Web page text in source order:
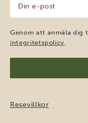
post
(Obligatoriskt)
Genom att anmäla dig
integritetspolicy
Resevillkor